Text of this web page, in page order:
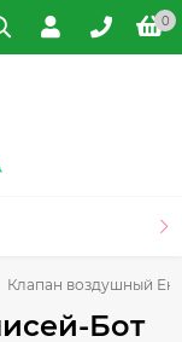
0
Клапан воздушный
Бот